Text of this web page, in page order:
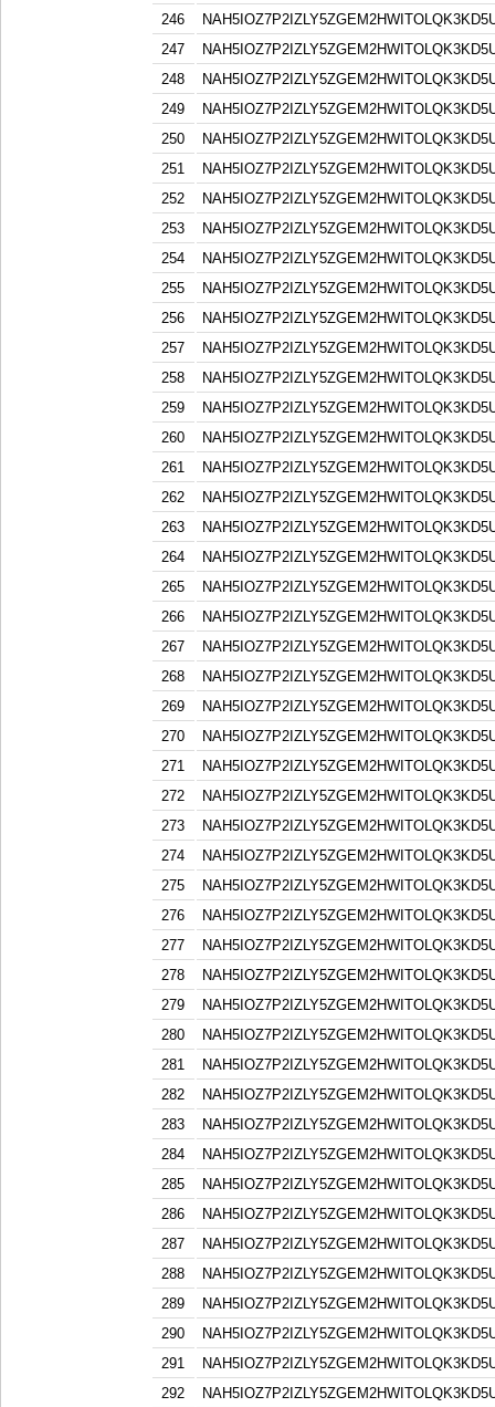
246
247
248
249
250
251
252
253
254
255
256
257
258
259
260
261
262
263
264
265
266
267
268
269
270
271
272
273
274
275
276
277
278
279
280
281
282
283
284
285
286
287
288
289
290
291
292